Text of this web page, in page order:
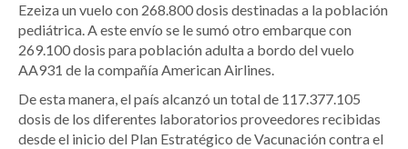
Ezeiza un vuelo con 268.800 dosis destinadas a la población
pediátrica. A este envío se le sumó otro embarque con
269.100 dosis para población adulta a bordo del vuelo
AA931 de la compañía American Airlines.
De esta manera, el país alcanzó un total de 117.377.105
dosis de los diferentes laboratorios proveedores recibidas
desde el inicio del Plan Estratégico de Vacunación contra el